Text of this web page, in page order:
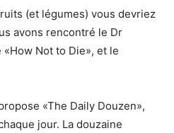
(et légumes) vous devriez
avons rencontré le Dr
Not to Die», et le
«The Daily Douzen»,
jour. La douzaine